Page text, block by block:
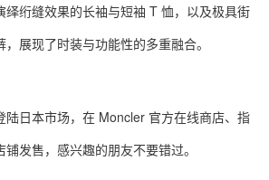
绎绗缝效果的长袖与短袖 T 恤，以及极具街
展现了时装与功能性的多重融合。
陆日本市场，在 Moncler 官方在线商店、指
发售，感兴趣的朋友不要错过。